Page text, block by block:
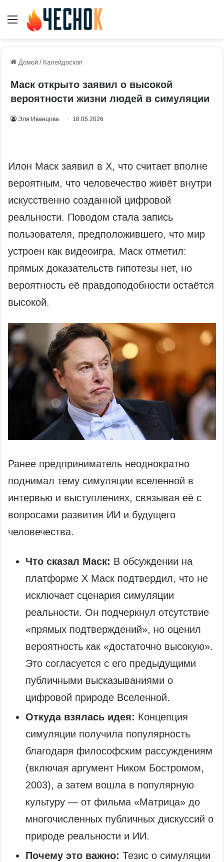
Меню
Домой / Калейдоскоп
Маск открыто заявил о высокой
вероятности жизни людей в симуляции
Эля Иванцова 18.05.2026
Илон Маск заявил в X, что считает вполне
вероятным, что человечество живёт внутри
искусственно созданной цифровой
реальности. Поводом стала запись
пользователя, предположившего, что мир
устроен как видеоигра. Маск отметил:
прямых доказательств гипотезы нет, но
вероятность её правдоподобности остаётся
высокой.
Ранее предприниматель неоднократно
поднимал тему симуляции вселенной в
интервью и выступлениях, связывая её с
вопросами развития ИИ и будущего
человечества.
Что сказал Маск: В обсуждении на
платформе X Маск подтвердил, что не
исключает сценария симуляции
реальности. Он подчеркнул отсутствие
«прямых подтверждений», но оценил
вероятность как «достаточно высокую».
Это согласуется с его предыдущими
публичными высказываниями о
цифровой природе Вселенной.
Откуда взялась идея: Концепция
симуляции получила популярность
благодаря философским рассуждениям
(включая аргумент Ником Бостромом,
2003), а затем вошла в популярную
культуру — от фильма «Матрица» до
многочисленных публичных дискуссий о
природе реальности и ИИ.
Почему это важно: Тезис о симуляции